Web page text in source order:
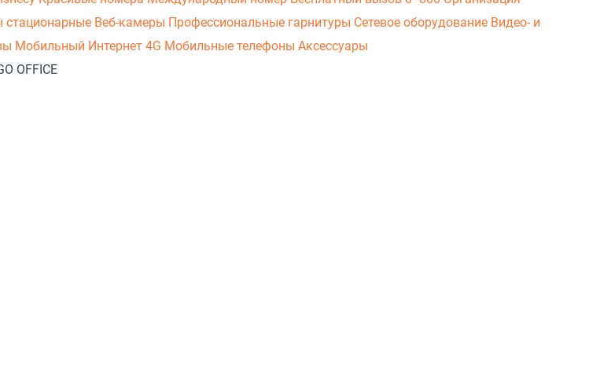
стационарные Веб-камеры Профессиональные гарнитуры Сетевое оборудование Видео- и
Мобильный Интернет 4G Мобильные телефоны Аксессуары
OFFICE